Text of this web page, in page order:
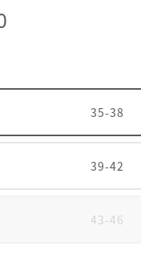
35-38
39-42
43-46